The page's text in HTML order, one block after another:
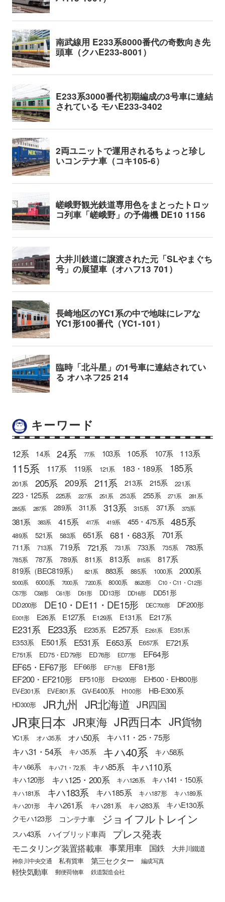
キーワード
12系 14系 24系 77系 103系 105系 107系 113系
115系 117系 119系 121系 183・189系 185系
201系 205系 209系 211系 213系 215系 221系
223・125系 225系 227系 251系 253系 255系 271系
281系
285系
287系 289系 311系 313系 315系 371系 373系
381系 383系 415系 417系 419系 455・475系 485系
489系 521系 583系 651系 681・683系 701系
711系 713系 719系 721系 731系 733系 735系 783系
785系 787系 789系 811系 813系 815系 817系
819系（BEC819系） 821系 883系 885系 1000系 2000系
5000系 6000系 7000系 7200系 8000系 8620形
C10・C11・C12形
C57形
C58形 C61形 D51形 DD13形 DD16形 DD51形
DD200形 DE10・DE11・DE15形 DEC700形 DF200形
E001形 E26系 E127系 E129系 E131系 E217系
E231系 E233系 E235系 E257系 E261系 E351系
E353系 E501系 E531系 E653系 E657系 E721系
E751系 ED75・ED79形 ED76形 ED77形 EF64形
EF65・EF67形 EF66形 EF71形
EF81形
EF200・EF210形
EF510形 EH200形 EH500・EH800形
EV-E301系 EV-E801系 GV-E400系 H100形 HB-E300系
HD300形 JR九州 JR北海道 JR四国
JR東日本 JR東海 JR西日本 JR貨物
YC1系 オハ35系 オハ50系 キハ11・25・75形
キハ31・54系 キハ35系 キハ40系 キハ58系
キハ66系 キハ71・72系 キハ85系 キハ110系
キハ120形 キハ125・200系 キハ126系 キハ141・150系
キハ181系 キハ183系 キハ185系 キハ187形
キハ189系
キハ201形
キハ261系 キハ281系 キハ283系
キハE130系
クモハ123形
コンテナ車 ジョイフルトレイン
スハ43系 ハイブリッド車両 プレス発表
モニタリング装置搭載車 事業用車 国鉄 大井川鐵道
神奈川中央交通 私有貨車 第三セクター 編成写真
軽快気動車 郵便荷物車 鉄道製造会社